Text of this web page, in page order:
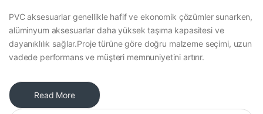
PVC aksesuarlar genellikle hafif ve ekonomik çözümler sunarken,
alüminyum aksesuarlar daha yüksek taşıma kapasitesi ve
dayanıklılık sağlar.Proje türüne göre doğru malzeme seçimi, uzun
vadede performans ve müşteri memnuniyetini artırır.
Read More